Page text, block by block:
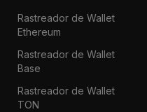
Rastreador de Wallet
Ethereum
Rastreador de Wallet
Base
Rastreador de Wallet
TON